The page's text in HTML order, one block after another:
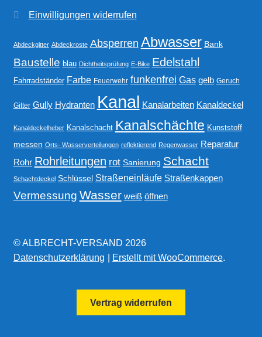
Einwilligungen widerrufen
Abdeckgitter Abdeckroste Absperren Abwasser Bank
Baustelle blau Dichtheitsprüfung E-Bike Edelstahl
Fahrradständer Farbe Feuerwehr funkenfrei Gas gelb Geruch
Gitter Gully Hydranten Kanal Kanalarbeiten Kanaldeckel
Kanaldeckelheber Kanalschacht Kanalschächte Kunststoff
messen Orts- Wasserverteilungen reflektierend Regenwasser Reparatur
Rohr Rohrleitungen rot Sanierung Schacht
Schachtdeckel Schlüssel Straßeneinläufe Straßenkappen
Vermessung Wasser weiß öffnen
© ALBRECHT-VERSAND 2026
Datenschutzerklärung
Erstellt mit WooCommerce.
Vertrag widerrufen